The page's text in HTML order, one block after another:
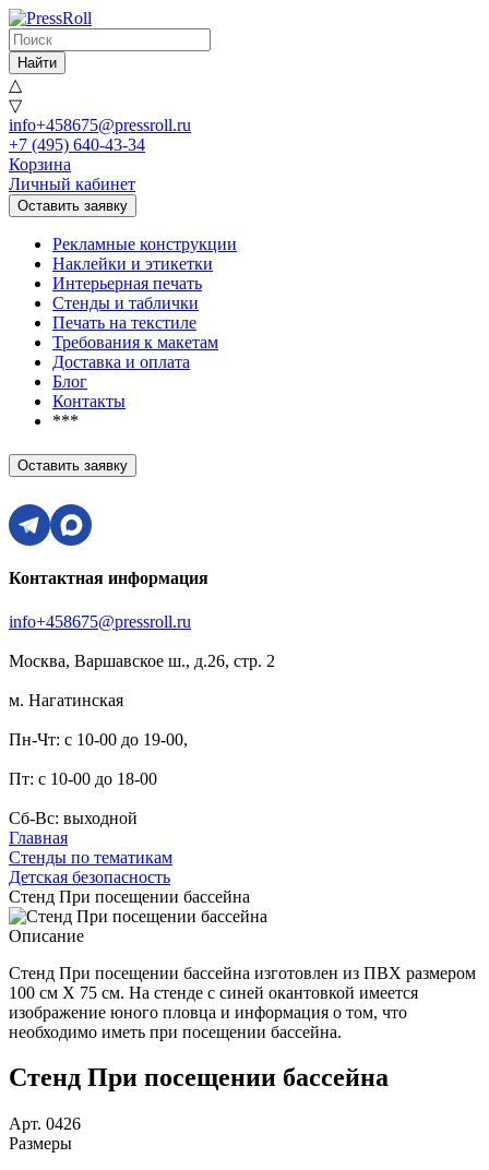
Найти
△
▽
info+458675@pressroll.ru
+7 (495) 640-43-34
Корзина
Личный кабинет
Оставить заявку
Рекламные конструкции
Наклейки и этикетки
Интерьерная печать
Стенды и таблички
Печать на текстиле
Требования к макетам
Доставка и оплата
Блог
Контакты
***
Оставить заявку
Контактная информация
info+458675@pressroll.ru
Москва, Варшавское ш., д.26, стр. 2
м. Нагатинская
Пн-Чт: с 10-00 до 19-00,
Пт: с 10-00 до 18-00
Сб-Вс: выходной
Главная
Стенды по тематикам
Детская безопасность
Стенд При посещении бассейна
Описание
Стенд При посещении бассейна изготовлен из ПВХ размером
100 см Х 75 см. На стенде с синей окантовкой имеется
изображение юного пловца и информация о том, что
необходимо иметь при посещении бассейна.
Стенд При посещении бассейна
Арт. 0426
Размеры